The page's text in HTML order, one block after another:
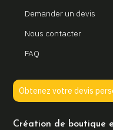
Demander un devis
Nous contacter
FAQ
Obtenez votre devis
Création de boutique